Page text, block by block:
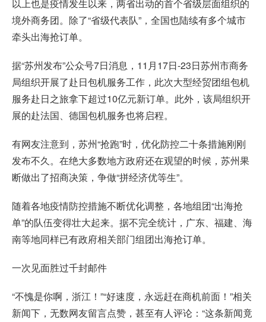
以上也是疫情发生以来，两省出动的首个省级层面组织的
境外商务团。除了“省级代表队”，全国也陆续有多个城市
牵头出海抢订单。
据“苏州发布”公众号7日消息，11月17日-23日苏州市商务
局组织开展了赴日包机服务工作，此次大型经贸团组包机
服务赴日之旅拿下超过10亿元新订单。此外，该局组织开
展的赴法国、德国包机服务也将启程。
有网友注意到，苏州“抢跑”时，优化防控二十条措施刚刚
发布不久。在绝大多数地方政府还在观望的时候，苏州果
断做出了招商决策，争做“拼经济优等生”。
随着各地疫情防控措施不断优化调整，各地组团“出海抢
单”的队伍变得壮大起来。据不完全统计，广东、福建、海
南等地同样已有政府相关部门组团出海抢订单。
一次见面胜过千封邮件
“不愧是你啊，浙江！”“好速度，永远赶在商机前面！”相关
新闻下，无数网友留言点赞，甚至有人评论：“这条新闻竟